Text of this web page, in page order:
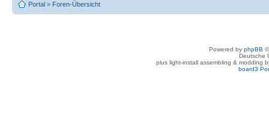
Portal » Foren-Übersicht
Powered by phpBB
Deutsche
plus light-install assembling & modding
board3